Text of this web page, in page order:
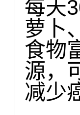
每天
萝卜
食物
源，
减少